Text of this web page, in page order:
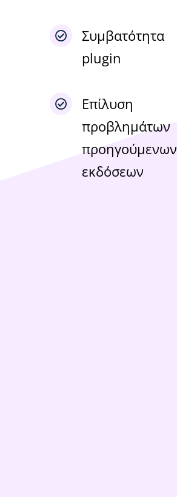
Συμβατότητα
plugin
Επίλυση
προβλημάτων
προηγούμενων
εκδόσεων